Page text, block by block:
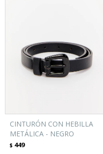
CINTURÓN CON HEBILLA
METÁLICA - NEGRO
$ 449